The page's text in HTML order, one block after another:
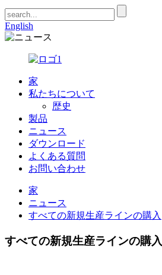
English
家
私たちについて
歴史
製品
ニュース
ダウンロード
よくある質問
お問い合わせ
家
ニュース
すべての新規生産ラインの購入
すべての新規生産ラインの購入